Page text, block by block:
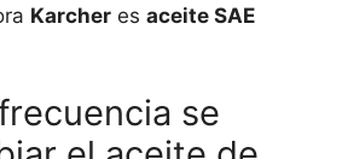
Karcher es aceite SAE
se